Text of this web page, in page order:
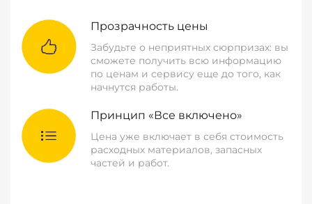
Прозрачность цены
Забудьте о неприятных сюрпризах: вы
сможете получить всю информацию
по ценам и сервису еще до того, как
начнутся работы.
Принцип «Все включено»
Цена уже включает в себя стоимость
расходных материалов, запасных
частей и работ.